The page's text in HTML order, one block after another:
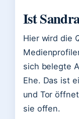
Ist
Hier wird die
sich belegte
Ehe. Das ist
und Tor
sie offen.